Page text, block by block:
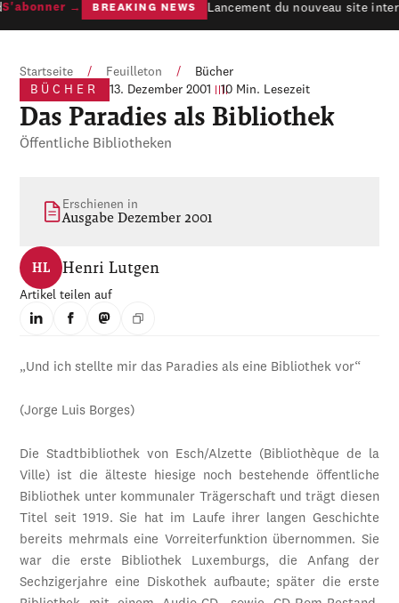
→ BREAKING NEWS Lancement du nouveau site
Startseite / Feuilleton /
Bücher
BÜCHER
13. Dezember 2001 10 Min. Lesezeit
Das Paradies als Bibliothek
Öffentliche Bibliotheken
Erschienen in
Ausgabe Dezember 2001
HL Henri Lutgen
Artikel teilen auf
„Und ich stellte mir das Paradies als eine Bibliothek vor“
(Jorge Luis Borges)
Die Stadtbibliothek von Esch/Alzette (Bibliothèque de la
Ville) ist die älteste hiesige noch bestehende öffentliche
Bibliothek unter kommunaler Trägerschaft und trägt diesen
Titel seit 1919. Sie hat im Laufe ihrer langen Geschichte
bereits mehrmals eine Vorreiterfunktion übernommen. Sie
war die erste Bibliothek Luxemburgs, die Anfang der
Sechzigerjahre eine Diskothek aufbaute; später die erste